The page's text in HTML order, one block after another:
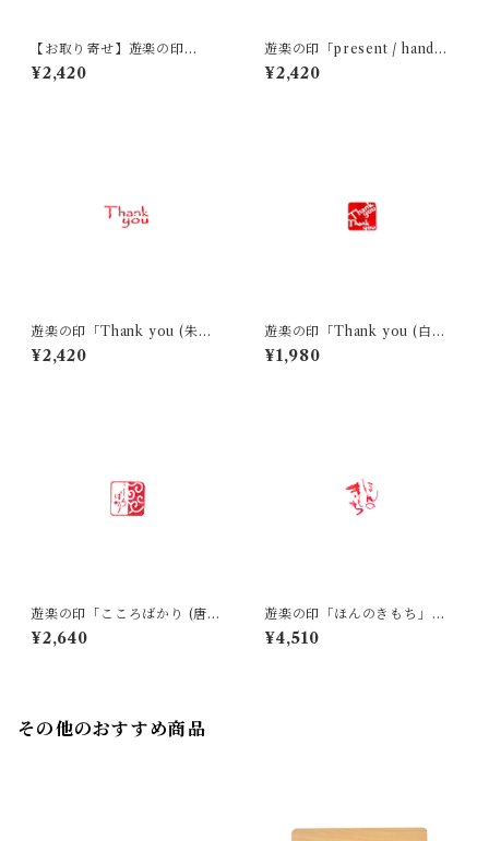
【お取り寄せ】遊楽の印
「傘」｜ 工房 蓮
¥2,420
遊楽の印「present / handma
de」｜ 工房 蓮
¥2,420
遊楽の印「Thank you (朱
文)」｜ 工房 蓮
¥2,420
遊楽の印「Thank you (白
文)」｜ 工房 蓮
¥1,980
遊楽の印「こころばかり (唐
草)」｜ 工房 蓮
¥2,640
遊楽の印「ほんのきもち」｜
工房 蓮
¥4,510
その他のおすすめ商品